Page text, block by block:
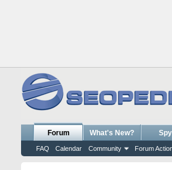
Forum
FAQ Calendar Community Forum
What's New? Spy